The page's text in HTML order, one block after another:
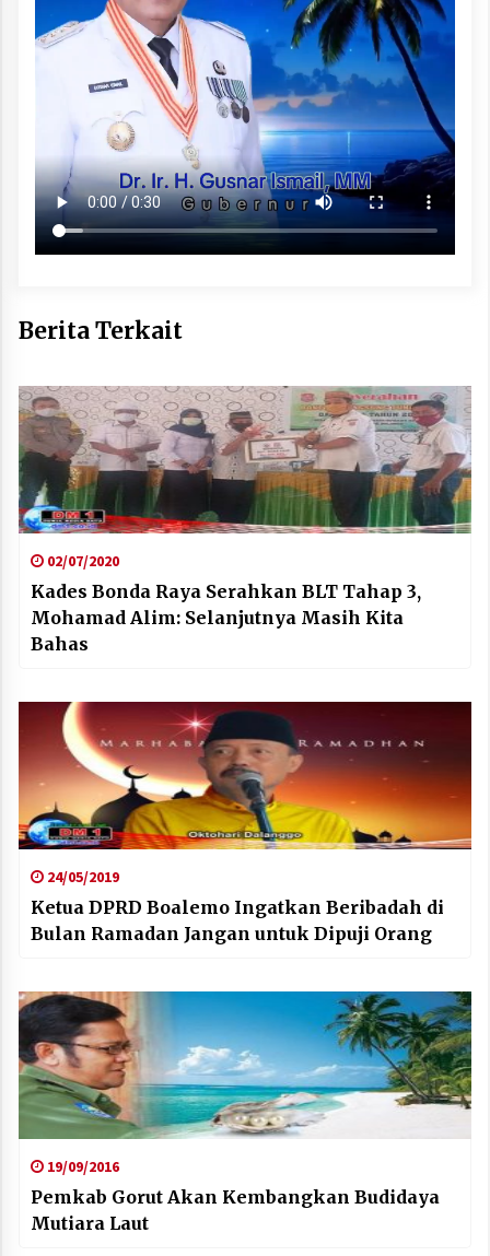
Berita Terkait
02/07/2020
Kades Bonda Raya Serahkan BLT Tahap 3,
Mohamad Alim: Selanjutnya Masih Kita
Bahas
24/05/2019
Ketua DPRD Boalemo Ingatkan Beribadah di
Bulan Ramadan Jangan untuk Dipuji Orang
19/09/2016
Pemkab Gorut Akan Kembangkan Budidaya
Mutiara Laut